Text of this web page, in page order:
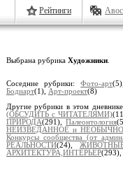
Рейтинги
Выбрана рубрика Художники
Соседние рубрики:Фото-арт
Бодиарт(1), Арт-проект(8)
Другие рубрики в этом
(ОБСУДИТЬ с ЧИТАТЕЛЯМИ)
ПРИРОДА(291),Палеонтология
НЕИЗВЕДАННОЕ и
Конкурсы сообщества (от
РЕАЛЬНОСТИ(24),
АРХИТЕКТУРА,ИНТЕРЬЕР(293),